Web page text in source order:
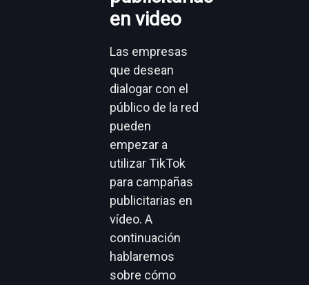
en video
Las empresas
que desean
dialogar con el
público de la red
pueden
empezar a
utilizar TikTok
para campañas
publicitarias en
vídeo. A
continuación
hablaremos
sobre cómo